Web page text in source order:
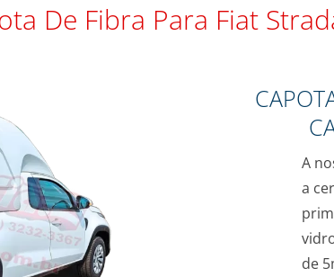
De Fibra Para Fiat
A
a
de